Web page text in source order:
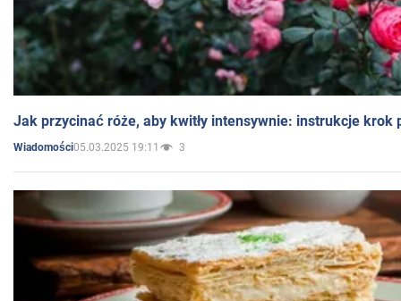
Jak przycinać róże, aby kwitły intensywnie: instrukcje krok
Wiadomości05.03.2025 19:11 3